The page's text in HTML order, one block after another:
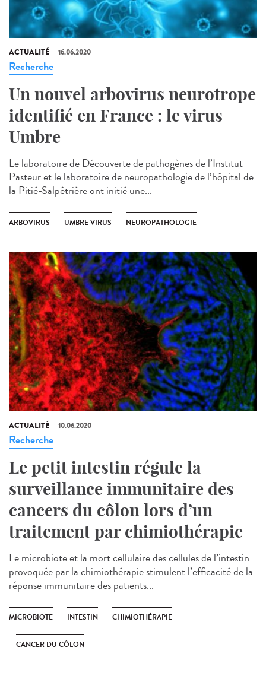
ACTUALITÉ 16.06.2020
Recherche
Un nouvel arbovirus neurotrope
identifié en France : le virus
Umbre
Le laboratoire de Découverte de pathogènes de l’Institut
Pasteur et le laboratoire de neuropathologie de l’hôpital de
la Pitié-Salpêtrière ont initié une...
ARBOVIRUS UMBRE VIRUS NEUROPATHOLOGIE
ACTUALITÉ 10.06.2020
Recherche
Le petit intestin régule la
surveillance immunitaire des
cancers du côlon lors d’un
traitement par chimiothérapie
Le microbiote et la mort cellulaire des cellules de l’intestin
provoquée par la chimiothérapie stimulent l’efficacité de la
réponse immunitaire des patients...
MICROBIOTE INTESTIN CHIMIOTHÉRAPIE
CANCER DU CÔLON